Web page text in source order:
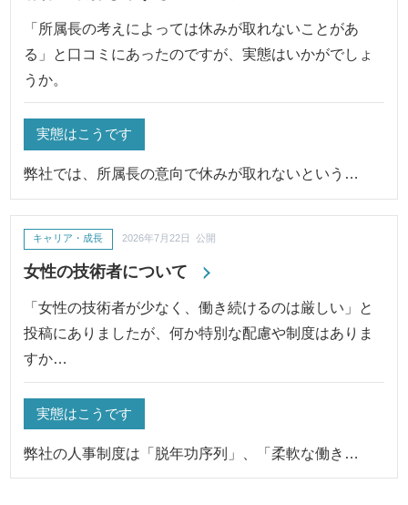
「所属長の考えによっては休みが取れないことがあ
る」と口コミにあったのですが、実態はいかがでしょ
うか。
実態はこうです
弊社では、所属長の意向で休みが取れないという…
女性の技術者について
キャリア・成長 2026年7月22日 公開
「女性の技術者が少なく、働き続けるのは厳しい」と
投稿にありましたが、何か特別な配慮や制度はありま
すか…
実態はこうです
弊社の人事制度は「脱年功序列」、「柔軟な働き…